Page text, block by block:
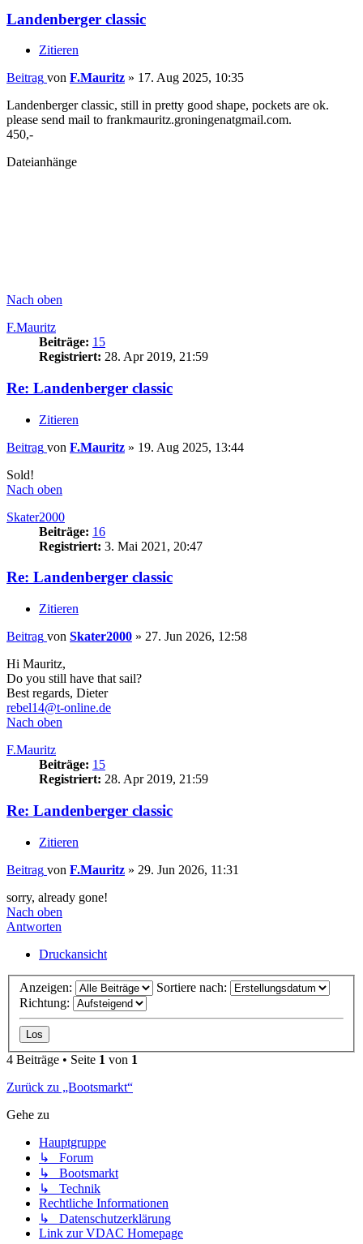
Landenberger classic
Zitieren
Beitrag von F.Mauritz » 17. Aug 2025, 10:35
Landenberger classic, still in pretty good shape, pockets are ok.
please send mail to frankmauritz.groningenatgmail.com.
450,-
Dateianhänge
Nach oben
F.Mauritz
Beiträge: 15
Registriert: 28. Apr 2019, 21:59
Re: Landenberger classic
Zitieren
Beitrag von F.Mauritz » 19. Aug 2025, 13:44
Sold!
Nach oben
Skater2000
Beiträge: 16
Registriert: 3. Mai 2021, 20:47
Re: Landenberger classic
Zitieren
Beitrag von Skater2000 » 27. Jun 2026, 12:58
Hi Mauritz,
Do you still have that sail?
Best regards, Dieter
rebel14@t-online.de
Nach oben
F.Mauritz
Beiträge: 15
Registriert: 28. Apr 2019, 21:59
Re: Landenberger classic
Zitieren
Beitrag von F.Mauritz » 29. Jun 2026, 11:31
sorry, already gone!
Nach oben
Antworten
Druckansicht
Anzeigen:
Sortiere nach:
Richtung:
4 Beiträge • Seite 1 von 1
Zurück zu „Bootsmarkt“
Gehe zu
Hauptgruppe
↳ Forum
↳ Bootsmarkt
↳ Technik
Rechtliche Informationen
↳ Datenschutzerklärung
Link zur VDAC Homepage